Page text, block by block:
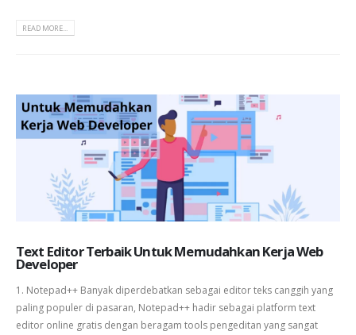
READ MORE...
Text Editor Terbaik Untuk Memudahkan Kerja Web
Developer
1. Notepad++ Banyak diperdebatkan sebagai editor teks canggih yang
paling populer di pasaran, Notepad++ hadir sebagai platform text
editor online gratis dengan beragam tools pengeditan yang sangat